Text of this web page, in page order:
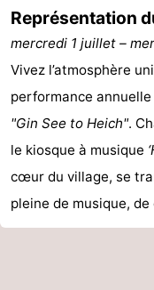
Musées
-
Monuments
-
Phares
Attractions
-
Terrains
de
Sports
-
Représentation
mercredi 1 juillet –
Vivez l’atmosphère
performance
"Gin See to Heich".
le kiosque à musique
cœur du village, se
pleine de musique,